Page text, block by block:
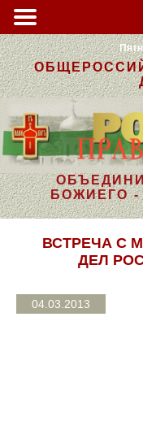
БОЖИЕГО
ВСТРЕЧА С
ДЕЛ
04.03.2013